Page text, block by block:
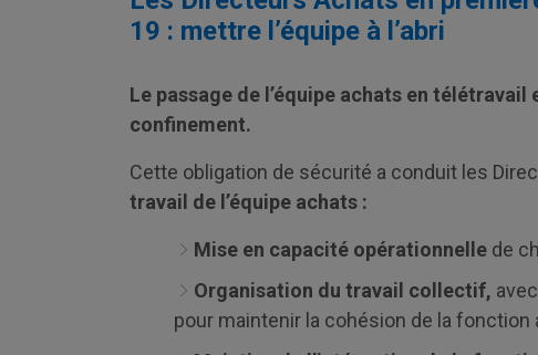
19 : mettre l’équipe à l’abri
Le passage de l’équipe achats en
confinement.
Cette obligation de sécurité a conduit les
travail de l’équipe achats :
Mise en capacité opérationnelle de
Organisation du travail collectif,
pour maintenir la cohésion de la fonction